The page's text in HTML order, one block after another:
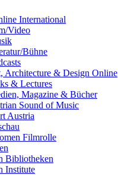
International
Video
Bühne
Architecture & Design Online
& Lectures
Magazine & Bücher
Sound of Music
Austria
Filmrolle
Bibliotheken
Institute